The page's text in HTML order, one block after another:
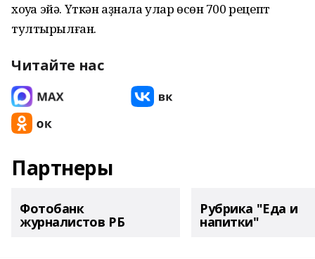
хоҡуҡҡа эйә. Үткән аҙнала улар өсөн 700 рецепт
тултырылған.
Читайте нас
Партнеры
Фотобанк
журналистов РБ
Рубрика "Еда и
напитки"